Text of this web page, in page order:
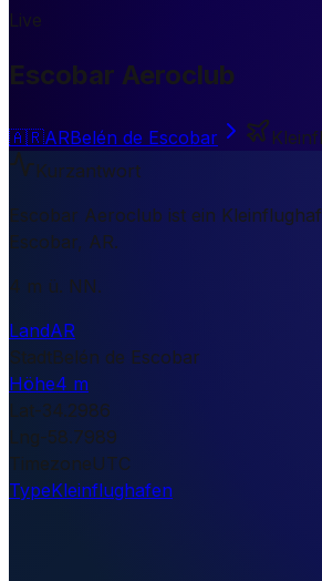
Live
Escobar Aeroclub
🇦🇷ARBelén de Escobar
Kurzantwort
Escobar Aeroclub ist ein
Escobar, AR.
4 m ü. NN.
LandAR
StadtBelén de Escobar
Höhe4 m
Lat-34.2986
Lng-58.7989
TimezoneUTC
TypeKleinflughafen